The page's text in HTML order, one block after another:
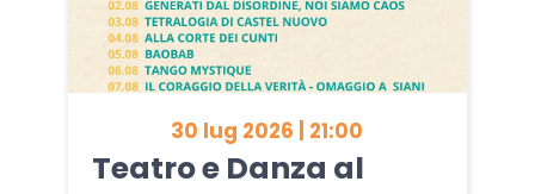
30 lug 2026 | 21:00
Teatro e Danza al